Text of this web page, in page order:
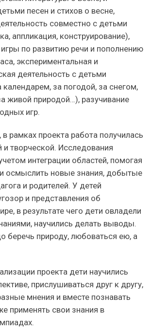
песен и стихов о весне,
совместно с детьми
аппликация, конструирование),
по развитию речи и пополнению
экспериментальная и
деятельность с детьми
за погодой, за снегом,
живой природой…), разучивание
игр.
рамках проекта работа получилась
и творческой. Исследования
интеграции областей, помогая
осмыслить новые знания, добытые
и родителей. У детей
и представления об
в результате чего дети овладели
научились делать выводы.
беречь природу, любоваться ею, а
проекта дети научились
прислушиваться друг к другу,
мнения и вместе познавать
применять свои знания в